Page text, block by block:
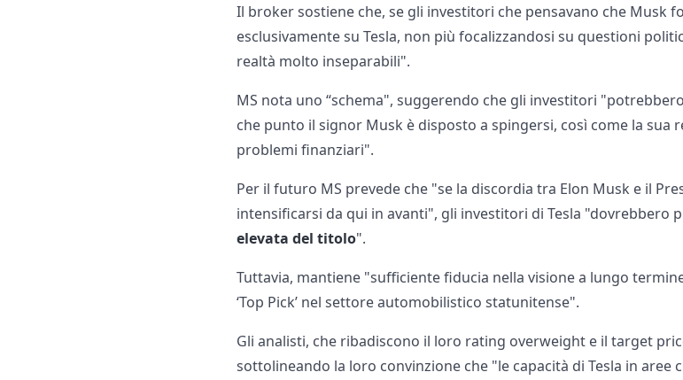
Il broker sostiene che, se gli investitori che pensavano che Musk
esclusivamente su Tesla, non più focalizzandosi su questioni
realtà molto inseparabili".
MS nota uno “schema", suggerendo che gli investitori
che punto il signor Musk è disposto a spingersi, così come la sua
problemi finanziari".
Per il futuro MS prevede che "se la discordia tra Elon Musk e il
intensificarsi da qui in avanti", gli investitori di Tesla "dovrebbero
elevata del titolo".
Tuttavia, mantiene "sufficiente fiducia nella visione a lungo
‘Top Pick’ nel settore automobilistico statunitense".
Gli analisti, che ribadiscono il loro rating overweight e il target
sottolineando la loro convinzione che "le capacità di Tesla in aree